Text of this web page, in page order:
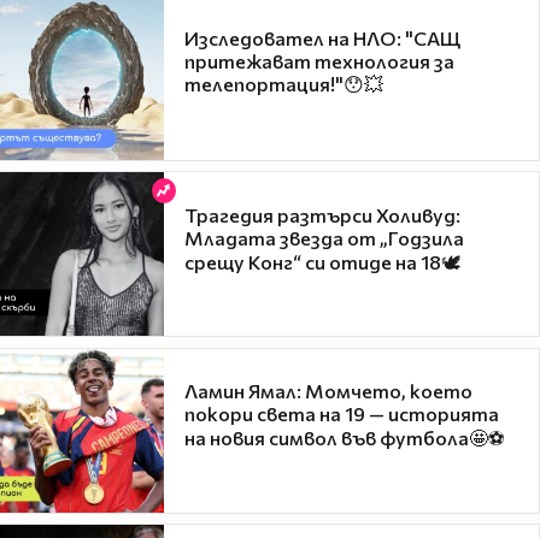
Изследовател на НЛО: "САЩ
притежават технология за
телепортация!"😯💥
Трагедия разтърси Холивуд:
Младата звезда от „Годзила
срещу Конг“ си отиде на 18🕊️
Ламин Ямал: Момчето, което
покори света на 19 — историята
на новия символ във футбола🤩⚽